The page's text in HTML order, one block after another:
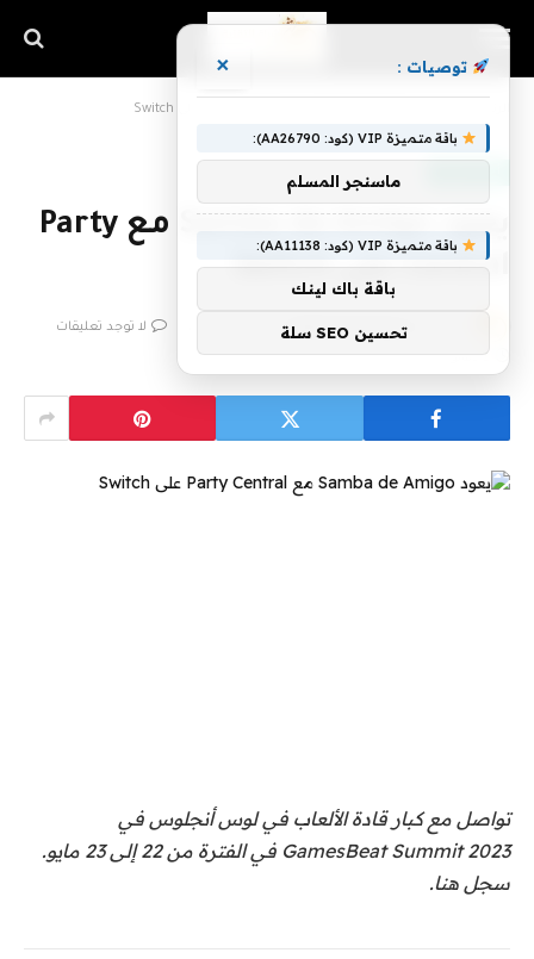
يعود Samba de Amigo مع Party
Central على Switch
فريق اشراق التقنية لا توجد تعليقات
2 دقائق
تواصل مع كبار قادة الألعاب في لوس أنجلوس في
GamesBeat Summit 2023 في الفترة من 22 إلى 23 مايو.
سجل هنا.
توصيات : ×
باقة متميزة VIP (كود: AA26790):
ماسنجر المسلم
باقة متميزة VIP (كود: AA11138):
باقة باك لينك
تحسين SEO سلة